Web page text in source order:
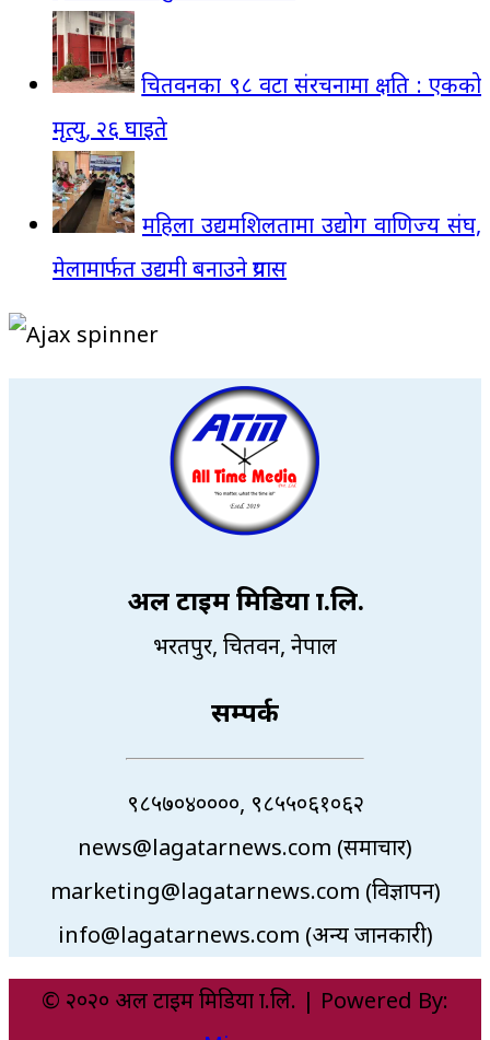
चितवनका ९८ वटा संरचनामा क्षति : एकको
मृत्यु, २६ घाइते
महिला उद्यमशिलतामा उद्योग वाणिज्य संघ,
मेलामार्फत उद्यमी बनाउने प्रयास
अल टाइम मिडिया प्रा.लि.
भरतपुर, चितवन, नेपाल
सम्पर्क
९८५७०४००००, ९८५५०६१०६२
news@lagatarnews.com (समाचार)
marketing@lagatarnews.com (विज्ञापन)
info@lagatarnews.com (अन्य जानकारी)
© २०२० अल टाइम मिडिया प्रा.लि. | Powered By: